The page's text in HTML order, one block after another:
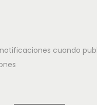
cuando